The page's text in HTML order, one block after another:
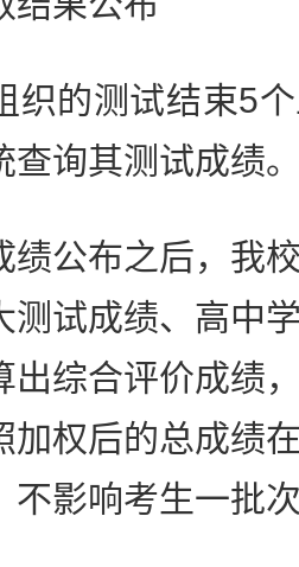
的测试结束5个
查询其测试成绩
公布之后，我校
测试成绩、高中
出综合评价成绩
加权后的总成绩
不影响考生一批